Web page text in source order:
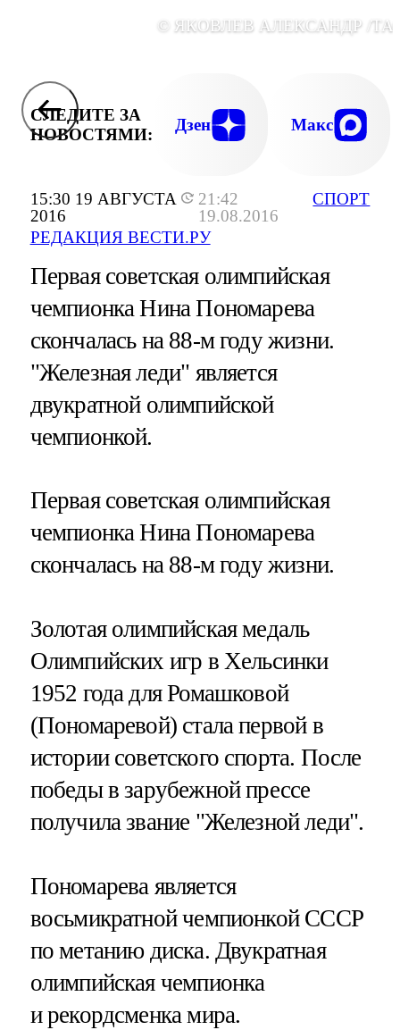
15:30 19 АВГУСТА
2016
21:42
19.08.2016
РЕДАКЦИЯ ВЕСТИ.РУ
СПОРТ
© ЯКОВЛЕВ АЛЕКСАНДР /
СЛЕДИТЕ ЗА
НОВОСТЯМИ:
Дзен Макс
Первая советская олимпийская
чемпионка Нина Пономарева
скончалась на 88-м году жизни.
"Железная леди" является
двукратной олимпийской
чемпионкой.
Первая советская олимпийская
чемпионка Нина Пономарева
скончалась на 88-м году жизни.
Золотая олимпийская медаль
Олимпийских игр в Хельсинки
1952 года для Ромашковой
(Пономаревой) стала первой в
истории советского спорта. После
победы в зарубежной прессе
получила звание "Железной леди".
Пономарева является
восьмикратной чемпионкой СССР
по метанию диска. Двукратная
олимпийская чемпионка
и рекордсменка мира.